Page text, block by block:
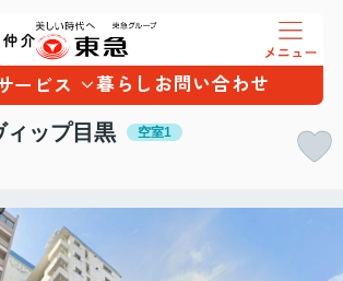
ービス 暮らし お問い合わせ
ィップ目黒 空室1